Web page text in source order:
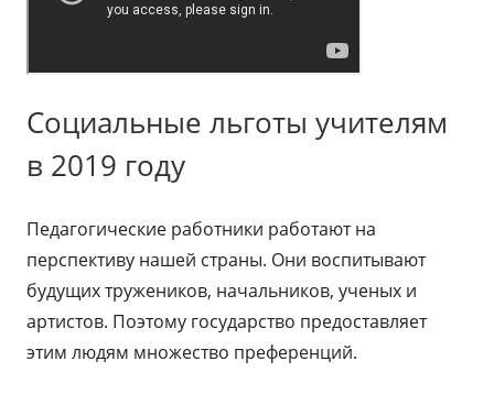
Социальные льготы учителям
в 2019 году
Педагогические работники работают на
перспективу нашей страны. Они воспитывают
будущих тружеников, начальников, ученых и
артистов. Поэтому государство предоставляет
этим людям множество преференций.